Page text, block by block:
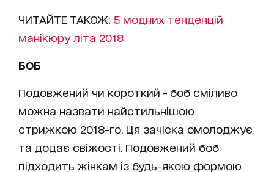
ЧИТАЙТЕ ТАКОЖ: 5 модних тенденцій
манікюру літа 2018
БОБ
Подовжений чи короткий - боб сміливо
можна назвати найстильнішою
стрижкою 2018-го. Ця зачіска омолоджує
та додає свіжості. Подовжений боб
підходить жінкам із будь-якою формою